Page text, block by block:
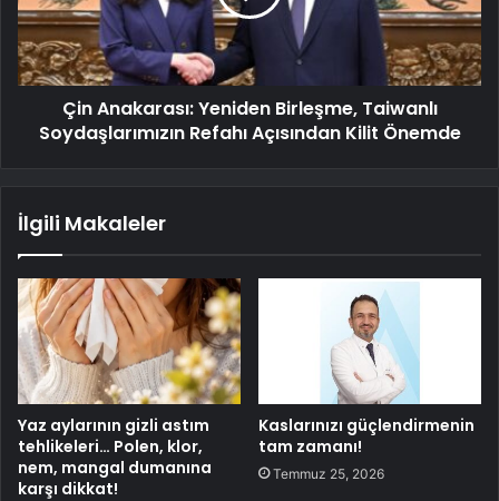
Çin Anakarası: Yeniden Birleşme, Taiwanlı
Soydaşlarımızın Refahı Açısından Kilit Önemde
İlgili Makaleler
Yaz aylarının gizli astım
tehlikeleri… Polen, klor,
nem, mangal dumanına
karşı dikkat!
Kaslarınızı güçlendirmenin
tam zamanı!
Temmuz 25, 2026